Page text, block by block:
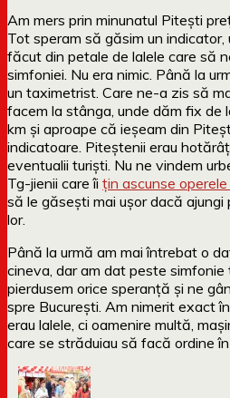
Am mers prin minunatul Pitești
Tot speram să găsim un indicator,
făcut din petale de lalele care să
simfoniei. Nu era nimic. Până la
un taximetrist. Care ne-a zis să
facem la stânga, unde dăm fix de
km și aproape că ieșeam din
indicatoare. Piteștenii erau
eventualii turiști. Nu ne vindem
Tg-jienii care îi țin ascunse operele
să le găsești mai ușor dacă
lor.
Până la urmă am mai întrebat o
cineva, dar am dat peste
pierdusem orice speranță și ne
spre București. Am nimerit exact
erau lalele, ci oamenire multă,
care se străduiau să facă ordine în